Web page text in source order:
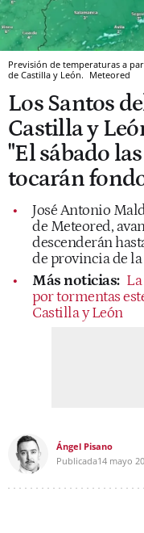
Previsión de temperaturas a
de Castilla y León. Meteored
Los Santos
Castilla y
"El sábado
tocarán
José Antonio
de Meteored,
descenderán
de provincia de
Más noticias:
por tormentas
Castilla y León
Ángel Pisano
Publicada14 mayo